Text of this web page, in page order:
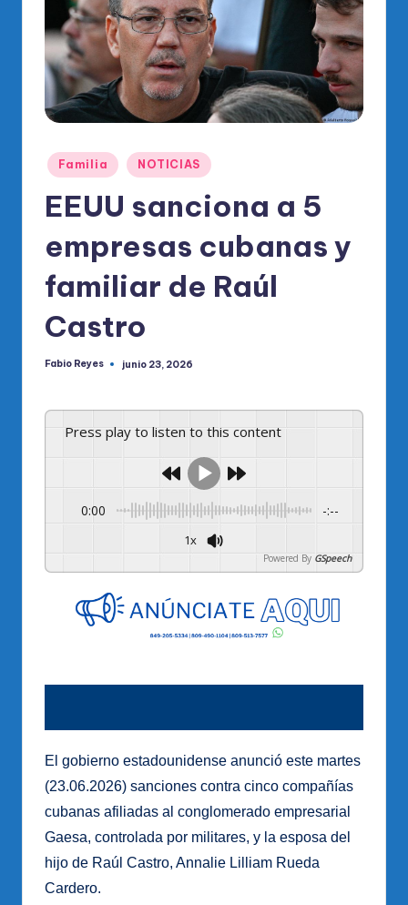
di
o
O
al
el
R
M
Publicado
en
Familia NOTICIAS
EEUU sanciona a 5
empresas cubanas y
familiar de Raúl
Castro
Publicado
Fabio Reyes junio 23, 2026
Press play to listen to this content
0:00 -:--
1x
Powered By GSpeech
El gobierno estadounidense anunció este martes
(23.06.2026) sanciones contra cinco compañías
cubanas afiliadas al conglomerado empresarial
Gaesa, controlada por militares, y la esposa del
hijo de Raúl Castro, Annalie Lilliam Rueda
Cardero.